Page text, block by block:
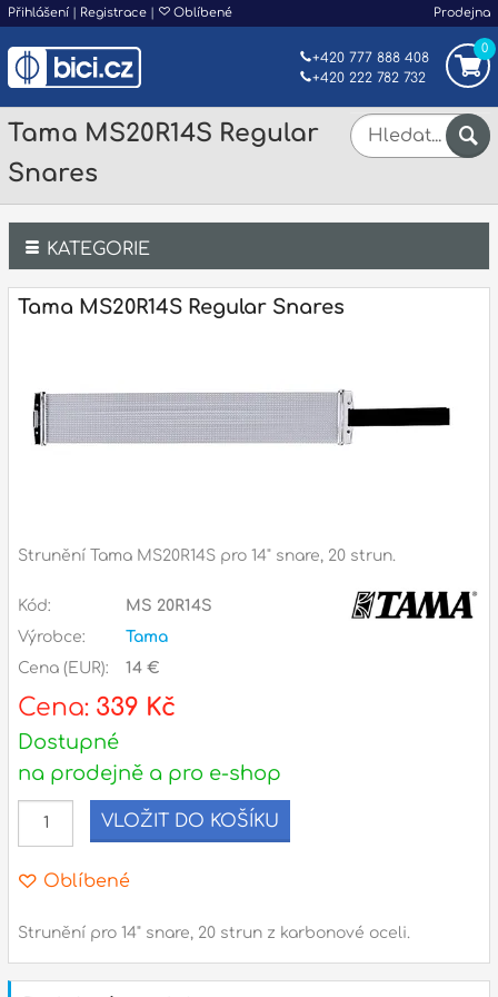
Přihlášení | Registrace | Oblíbené Prodejna
0
+420 777 888 408
+420 222 782 732
Tama MS20R14S Regular
Snares
KATEGORIE
Bicí
Kytary a strunné nástroje
Zvuk
Dárkové předměty
Noty a knihy
Pro děti
Služby
Ostatní
Naše prodejna
Tama MS20R14S Regular Snares
Strunění Tama MS20R14S pro 14" snare, 20 strun.
Kód:
MS 20R14S
Výrobce:
Tama
Cena (EUR):
14 €
Cena: 339 Kč
Dostupné
na prodejně a pro e-shop
VLOŽIT DO KOŠÍKU
Oblíbené
Strunění pro 14" snare, 20 strun z karbonové oceli.